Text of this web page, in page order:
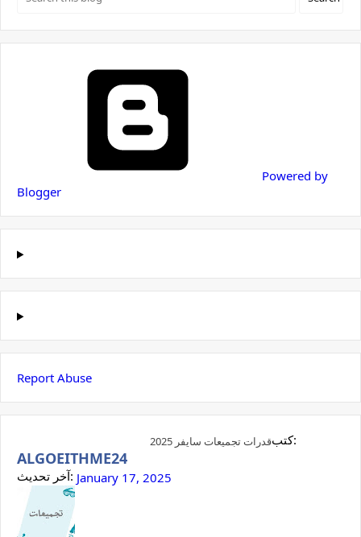
Powered by
Blogger
Report Abuse
قدرات تجميعات سايفر 2025 كتب:
ALGOEITHME24
آخر تحديث: January 17, 2025